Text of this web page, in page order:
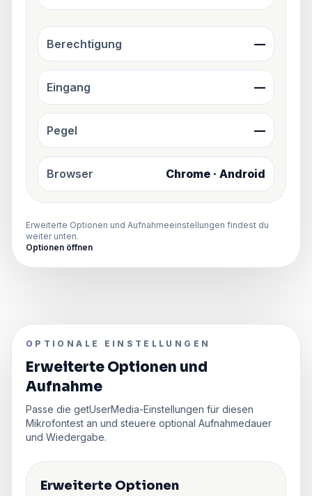
Berechtigung —
Eingang —
Pegel —
Browser Chrome · Android
Erweiterte Optionen und Aufnahmeeinstellungen findest du
weiter unten.
Optionen öffnen
OPTIONALE EINSTELLUNGEN
Erweiterte Optionen und
Aufnahme
Passe die getUserMedia-Einstellungen für diesen
Mikrofontest an und steuere optional Aufnahmedauer
und Wiedergabe.
Erweiterte Optionen